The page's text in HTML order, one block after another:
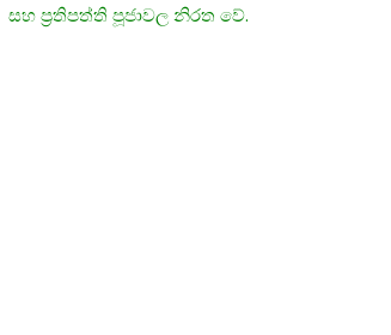
සහප්රතිපත්ති පූජාවලනිරත වේ.